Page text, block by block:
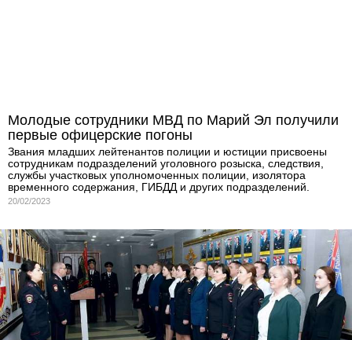
Молодые сотрудники МВД по Марий Эл получили
первые офицерские погоны
Звания младших лейтенантов полиции и юстиции присвоены
сотрудникам подразделений уголовного розыска, следствия,
службы участковых уполномоченных полиции, изолятора
временного содержания, ГИБДД и других подразделений.
20/02/2023